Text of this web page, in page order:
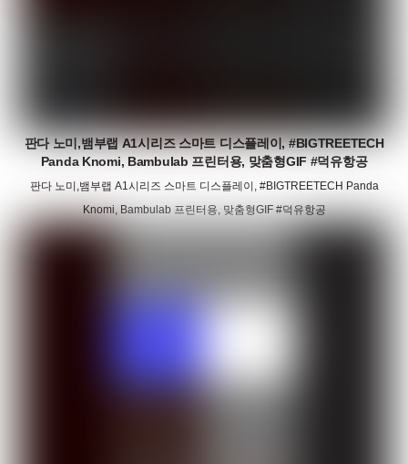
판다 노미,뱀부랩 A1시리즈 스마트 디스플레이, #BIGTREETECH
Panda Knomi, Bambulab 프린터용, 맞춤형GIF #덕유항공
판다 노미,뱀부랩 A1시리즈 스마트 디스플레이, #BIGTREETECH Panda
Knomi, Bambulab 프린터용, 맞춤형GIF #덕유항공